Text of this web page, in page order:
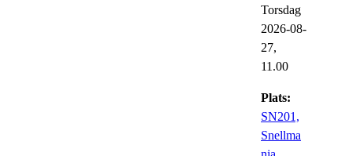
Torsdag
2026-08-
27,
11.00
Plats:
SN201,
Snellma